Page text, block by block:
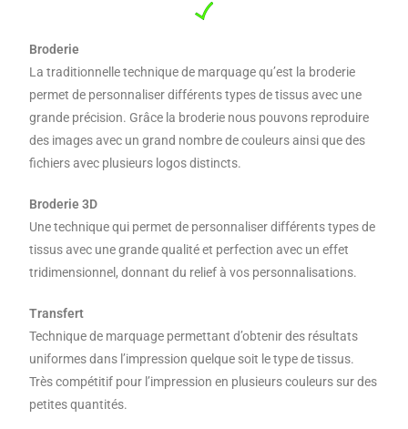
Broderie
La traditionnelle technique de marquage qu’est la broderie
permet de personnaliser différents types de tissus avec une
grande précision. Grâce la broderie nous pouvons reproduire
des images avec un grand nombre de couleurs ainsi que des
fichiers avec plusieurs logos distincts.
Broderie 3D
Une technique qui permet de personnaliser différents types de
tissus avec une grande qualité et perfection avec un effet
tridimensionnel, donnant du relief à vos personnalisations.
Transfert
Technique de marquage permettant d’obtenir des résultats
uniformes dans l’impression quelque soit le type de tissus.
Très compétitif pour l’impression en plusieurs couleurs sur des
petites quantités.